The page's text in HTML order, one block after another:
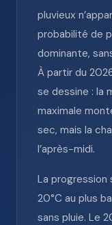
pluvieux
probabilité de
dominante,
À partir du
se dessine : la
maximale
sec, mais la
l’après-midi.
La
20°C au plus
sans pluie. Le